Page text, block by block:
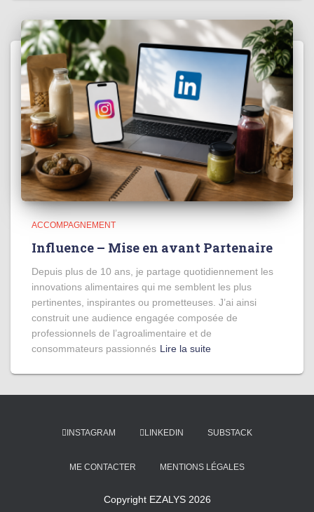
ACCOMPAGNEMENT
Influence – Mise en avant Partenaire
Depuis plus de 10 ans, je partage quotidiennement les
innovations alimentaires qui me semblent les plus
pertinentes, inspirantes ou prometteuses. J’ai ainsi
construit une audience engagée composée de
professionnels de l’agroalimentaire et de
consommateurs passionnés Lire la suite
INSTAGRAM LINKEDIN SUBSTACK
ME CONTACTER MENTIONS LÉGALES
Copyright EZALYS 2026